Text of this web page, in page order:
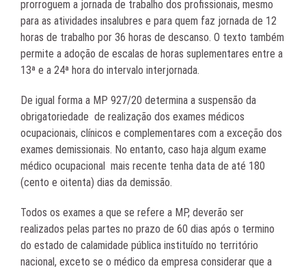
prorroguem a jornada de trabalho dos profissionais, mesmo
para as atividades insalubres e para quem faz jornada de 12
horas de trabalho por 36 horas de descanso. O texto também
permite a adoção de escalas de horas suplementares entre a
13ª e a 24ª hora do intervalo interjornada.
De igual forma a MP 927/20 determina a suspensão da
obrigatoriedade de realização dos exames médicos
ocupacionais, clínicos e complementares com a exceção dos
exames demissionais. No entanto, caso haja algum exame
médico ocupacional mais recente tenha data de até 180
(cento e oitenta) dias da demissão.
Todos os exames a que se refere a MP, deverão ser
realizados pelas partes no prazo de 60 dias após o termino
do estado de calamidade pública instituído no território
nacional, exceto se o médico da empresa considerar que a